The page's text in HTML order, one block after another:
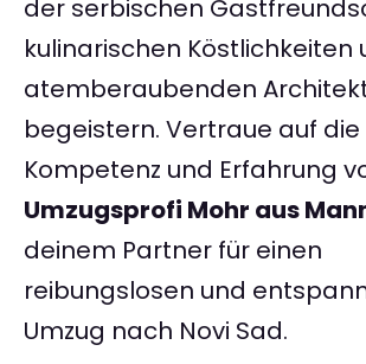
der serbischen
kulinarischen Köstlichkeiten
atemberaubenden
begeistern. Vertraue auf die
Kompetenz und Erfahrung
Umzugsprofi Mohr aus
deinem Partner für einen
reibungslosen und
Umzug nach Novi Sad.